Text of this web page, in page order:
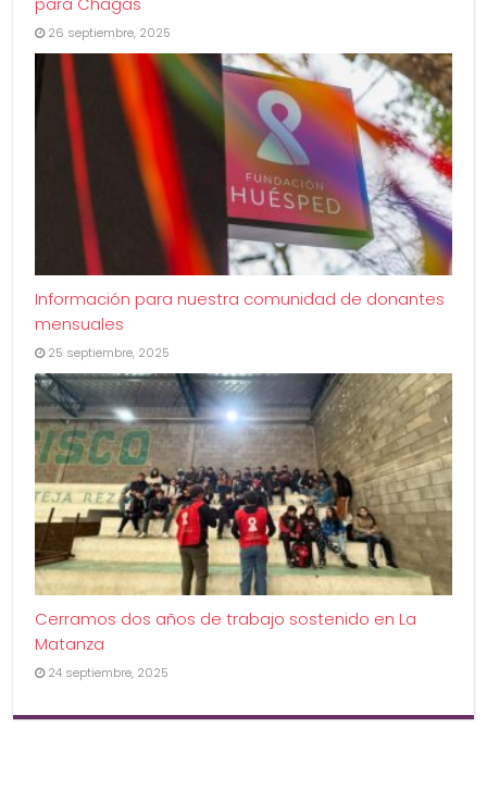
26 septiembre, 2025
Información para nuestra comunidad de donantes
mensuales
25 septiembre, 2025
Cerramos dos años de trabajo sostenido en La
Matanza
24 septiembre, 2025